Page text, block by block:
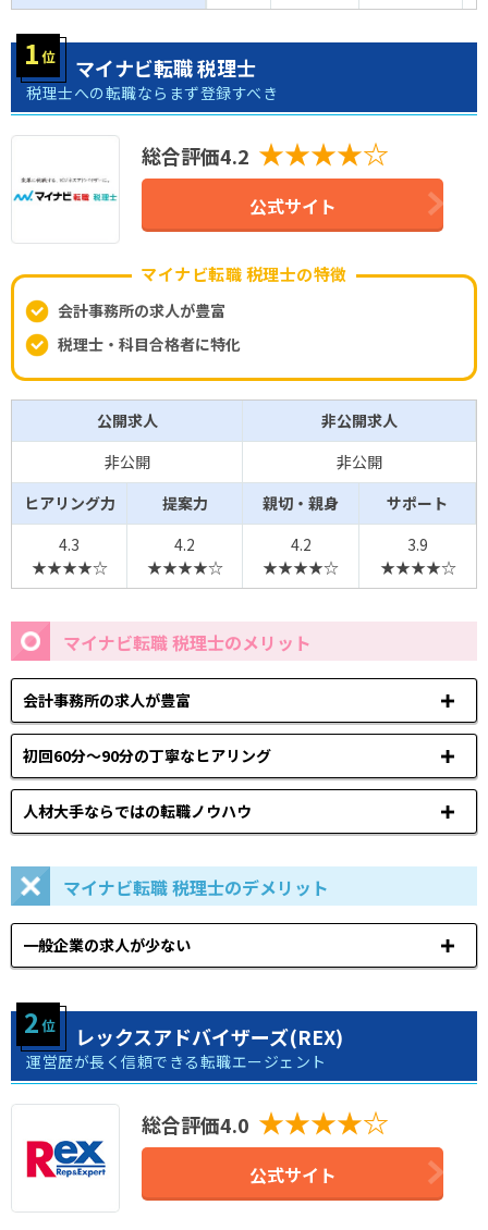
マイナビ転職 税理士
税理士への転職ならまず登録すべき
総合評価4.2 ★★★★☆
公式サイト
マイナビ転職 税理士の特徴
会計事務所の求人が豊富
税理士・科目合格者に特化
公開求人
非公開求人
非公開
非公開
ヒアリング力
提案力 親切・親身
サポート
4.3
★★★★☆
4.2
★★★★☆
4.2
★★★★☆
3.9
★★★★☆
マイナビ転職 税理士のメリット
会計事務所の求人が豊富
初回60分～90分の丁寧なヒアリング
人材大手ならではの転職ノウハウ
マイナビ転職 税理士のデメリット
一般企業の求人が少ない
レックスアドバイザーズ(REX)
運営歴が長く信頼できる転職エージェント
総合評価4.0 ★★★★☆
公式サイト